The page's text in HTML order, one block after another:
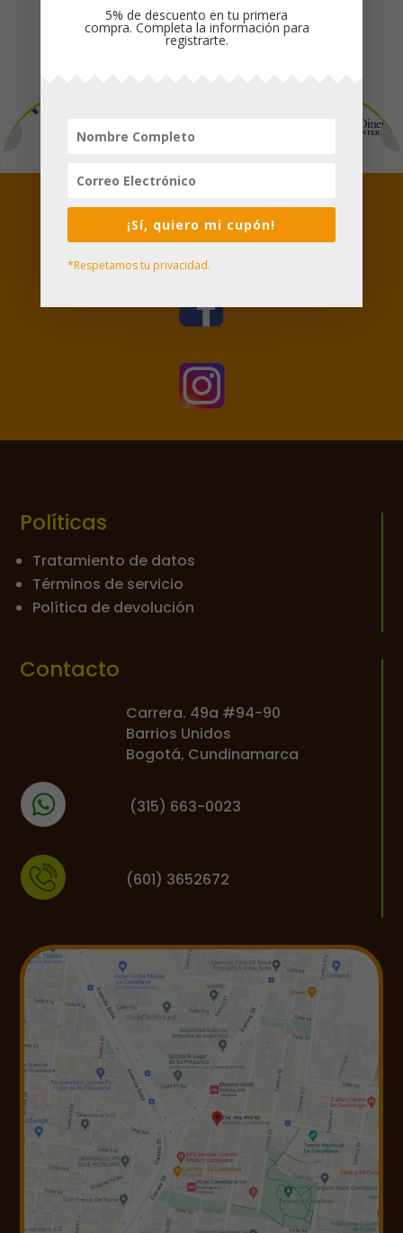
Síguenos


Políticas
Tratamiento de datos
Términos de servicio
Política de devolución
Contacto
Carrera. 49a #94-90
Barrios Unidos
Bogotá, Cundinamarca
(315) 663-0023
(601) 3652672
5% de descuento en tu primera
compra. Completa la información para
registrarte.
¡Sí, quiero mi cupón!
*Respetamos tu privacidad.